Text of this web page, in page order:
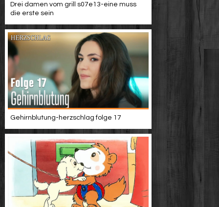
Drei damen vom grill s07e13-eine muss
die erste sein
Gehirnblutung-herzschlag folge 17